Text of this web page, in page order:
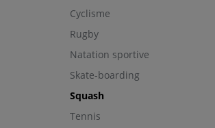
Cyclisme
Rugby
Natation sportive
Skate-boarding
Squash
Tennis